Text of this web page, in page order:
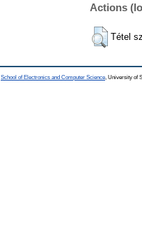
Actions
Tétel
School of Electronics and Computer Science , University of